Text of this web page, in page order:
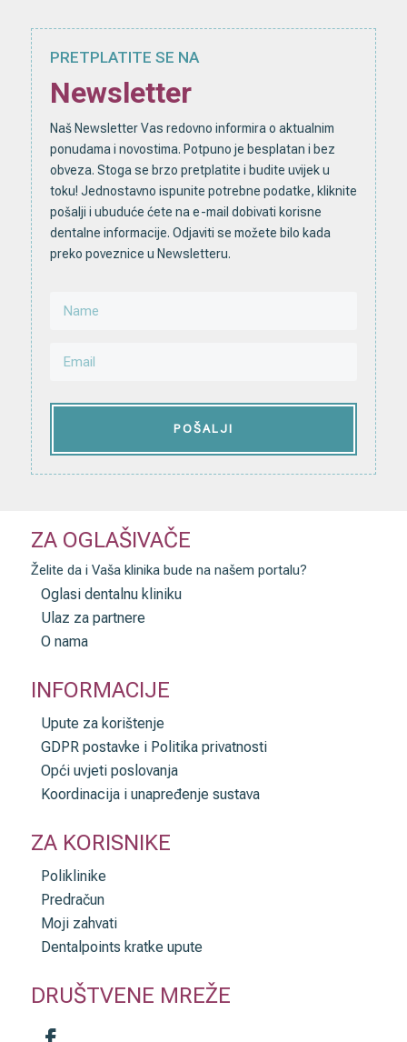
PRETPLATITE SE NA
Newsletter
Naš Newsletter Vas redovno informira o aktualnim
ponudama i novostima. Potpuno je besplatan i bez
obveza. Stoga se brzo pretplatite i budite uvijek u
toku! Jednostavno ispunite potrebne podatke, kliknite
pošalji i ubuduće ćete na e-mail dobivati korisne
dentalne informacije. Odjaviti se možete bilo kada
preko poveznice u Newsletteru.
POŠALJI
ZA OGLAŠIVAČE
Želite da i Vaša klinika bude na našem portalu?
Oglasi dentalnu kliniku
Ulaz za partnere
O nama
INFORMACIJE
Upute za korištenje
GDPR postavke i Politika privatnosti
Opći uvjeti poslovanja
Koordinacija i unapređenje sustava
ZA KORISNIKE
Poliklinike
Predračun
Moji zahvati
Dentalpoints kratke upute
DRUŠTVENE MREŽE